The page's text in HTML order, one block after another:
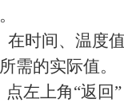
在时间、温度
需的实际值。
点左上角“返